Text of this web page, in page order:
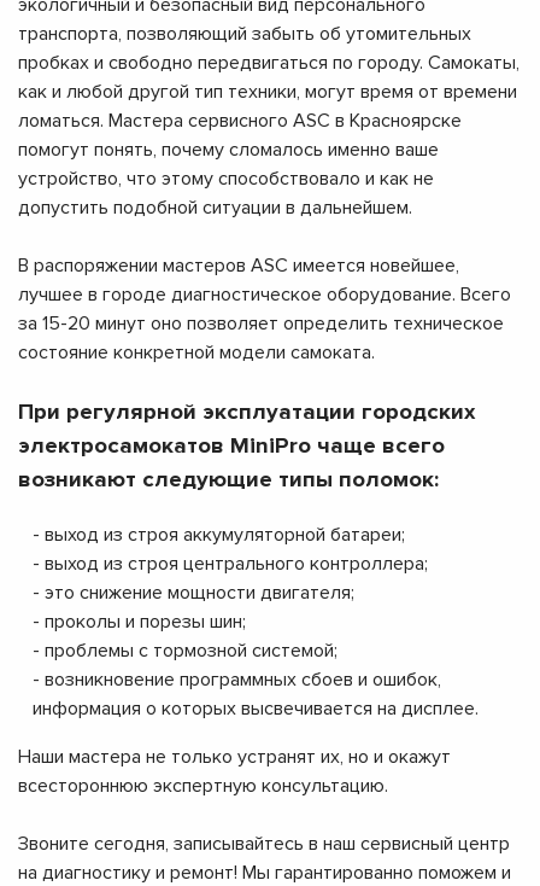
транспорта, позволяющий забыть об утомительных
пробках и свободно передвигаться по городу. Самокаты,
как и любой другой тип техники, могут время от времени
ломаться. Мастера сервисного ASC в Красноярске
помогут понять, почему сломалось именно ваше
устройство, что этому способствовало и как не
допустить подобной ситуации в дальнейшем.
В распоряжении мастеров ASC имеется новейшее,
лучшее в городе диагностическое оборудование. Всего
за 15-20 минут оно позволяет определить техническое
состояние конкретной модели самоката.
При регулярной эксплуатации городских
электросамокатов MiniPro чаще всего
возникают следующие типы поломок:
- выход из строя аккумуляторной батареи;
- выход из строя центрального контроллера;
- это снижение мощности двигателя;
- проколы и порезы шин;
- проблемы с тормозной системой;
- возникновение программных сбоев и ошибок,
информация о которых высвечивается на дисплее.
Наши мастера не только устранят их, но и окажут
всестороннюю экспертную консультацию.
Звоните сегодня, записывайтесь в наш сервисный центр
на диагностику и ремонт! Мы гарантированно поможем и